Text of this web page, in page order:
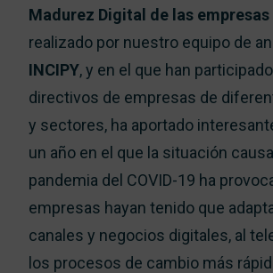
Madurez Digital de las empresas
realizado por nuestro equipo de
INCIPY, y en el que han
directivos de empresas de
y sectores, ha aportado
un año en el que la situación
pandemia del COVID-19 ha
empresas hayan tenido que
canales y negocios digitales, al
los procesos de cambio más